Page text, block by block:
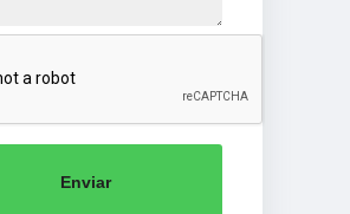
Enviar